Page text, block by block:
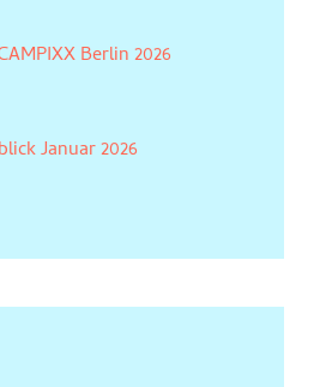
Berlin 2026
Januar 2026